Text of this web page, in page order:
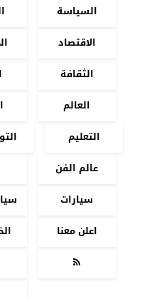
السياسة
الاقتصاد
الثقافة
العالم
التعليم
عالم الفن
سيارات
اعلن معنا
